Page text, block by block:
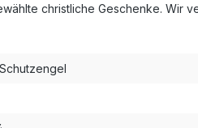
christliche Geschenke. Wir
, Schutzengel